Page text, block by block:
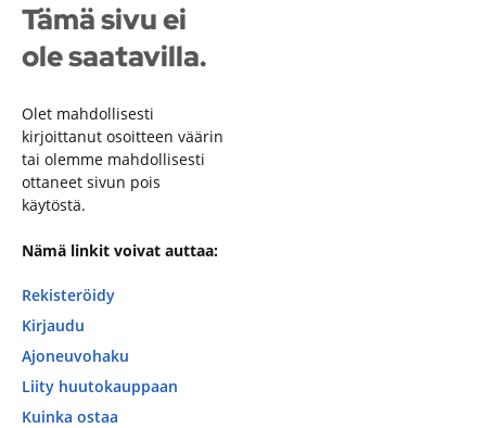
Tämä sivu ei
ole saatavilla.
Olet mahdollisesti
kirjoittanut osoitteen väärin
tai olemme mahdollisesti
ottaneet sivun pois
käytöstä.
Nämä linkit voivat auttaa:
Rekisteröidy
Kirjaudu
Ajoneuvohaku
Liity huutokauppaan
Kuinka ostaa